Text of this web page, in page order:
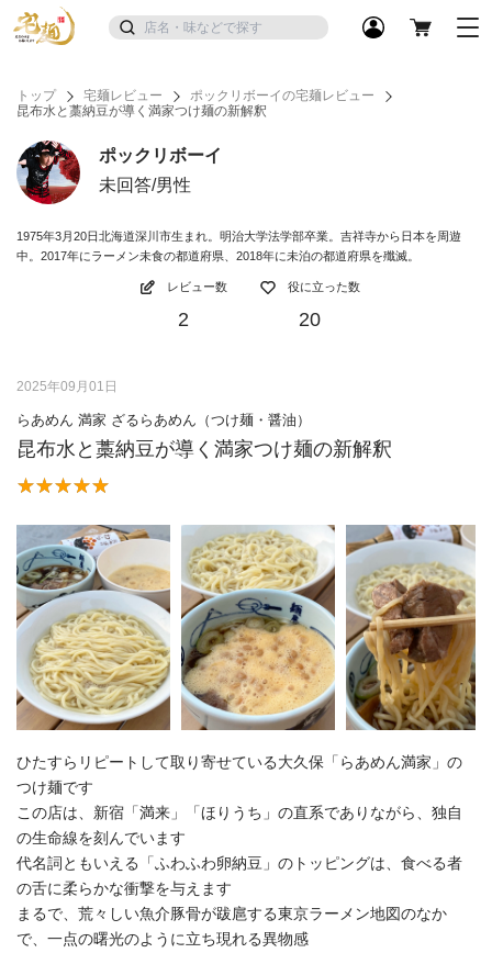
トップ 宅麺レビュー
ポックリボーイの宅麺レビュー
昆布水と藁納豆が導く満家つけ麺の新解釈
ポックリボーイ
未回答/男性
1975年3月20日北海道深川市生まれ。明治大学法学部卒業。吉祥寺から日本を周遊
中。2017年にラーメン未食の都道府県、2018年に未泊の都道府県を殲滅。
レビュー数
2
役に立った数
20
2025年09月01日
らあめん 満家 ざるらあめん（つけ麺・醤油）
昆布水と藁納豆が導く満家つけ麺の新解釈
ひたすらリピートして取り寄せている大久保「らあめん満家」の
つけ麺です
この店は、新宿「満来」「ほりうち」の直系でありながら、独自
の生命線を刻んでいます
代名詞ともいえる「ふわふわ卵納豆」のトッピングは、食べる者
の舌に柔らかな衝撃を与えます
まるで、荒々しい魚介豚骨が跋扈する東京ラーメン地図のなか
で、一点の曙光のように立ち現れる異物感